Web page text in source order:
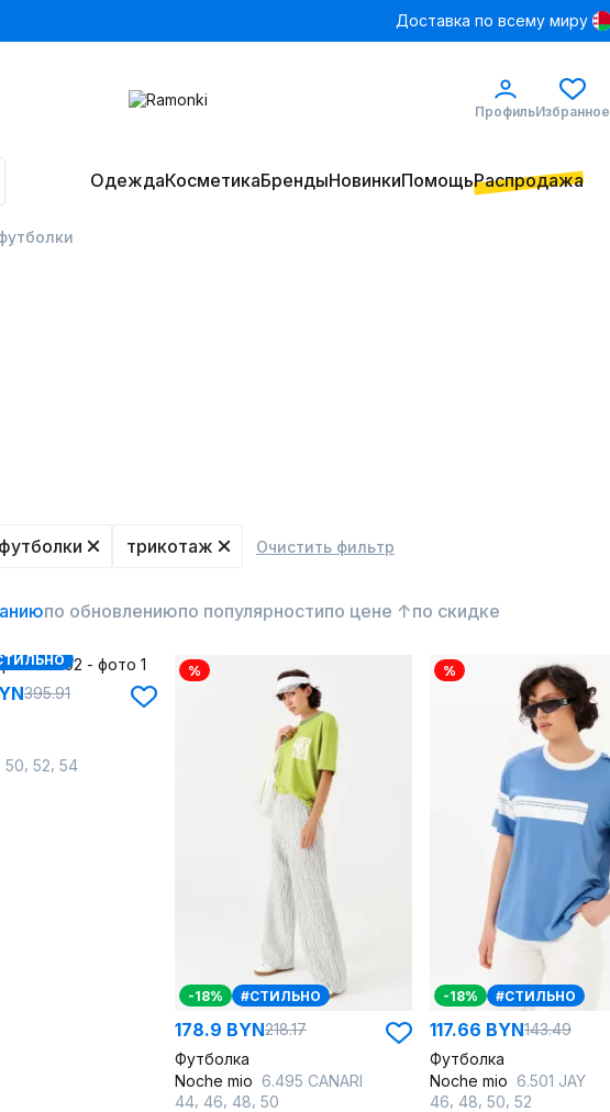
Доставка по всему миру
ПрофильИзбранное
ОдеждаКосметикаБрендыНовинкиПомощьРаспродажа
трикотаж Очистить фильтр
по обновлениюпо популярностипо цене ↑по скидке
395.91
50 52 54
%
-18% #СТИЛЬНО
178.9 BYN218.17
Футболка
Noche mio 6.495 CANARI
44 46 48 50
%
-18% #СТИЛЬНО
117.66 BYN143.49
Футболка
Noche mio 6.501 JAY
46 48 50 52